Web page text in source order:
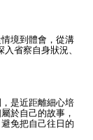
境到體會，從溝
省察自身狀況、
是近距離細心培
於自己的故事，
免把自己往日的